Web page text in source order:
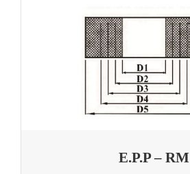
E.P.P – RM